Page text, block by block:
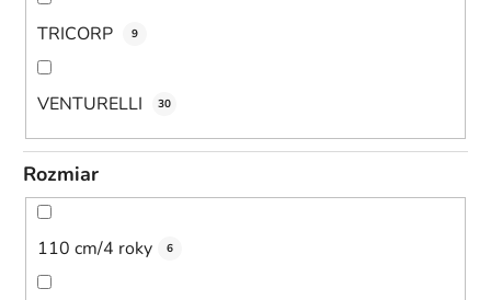
TRICORP 9
VENTURELLI 30
Rozmiar
110 cm/4 roky 6